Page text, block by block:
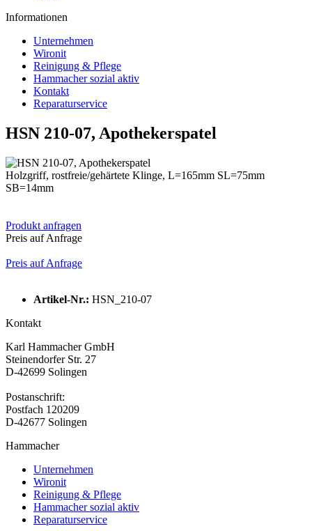
Informationen
Unternehmen
Wironit
Reinigung & Pflege
Hammacher sozial aktiv
Kontakt
Reparaturservice
HSN 210-07, Apothekerspatel
Holzgriff, rostfreie/gehärtete Klinge, L=165mm SL=75mm
SB=14mm
Produkt anfragen
Preis auf Anfrage
Preis auf Anfrage
Artikel-Nr.: HSN_210-07
Kontakt
Karl Hammacher GmbH
Steinendorfer Str. 27
D-42699 Solingen
Postanschrift:
Postfach 120209
D-42677 Solingen
Hammacher
Unternehmen
Wironit
Reinigung & Pflege
Hammacher sozial aktiv
Reparaturservice